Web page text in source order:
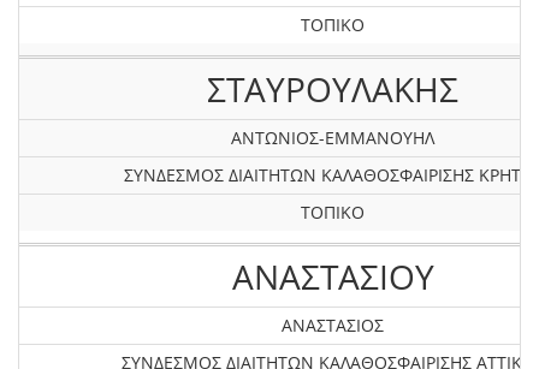
ΤΟΠΙΚΟ
ΣΤΑΥΡΟΥΛΑΚΗΣ
ΑΝΤΩΝΙΟΣ-ΕΜΜΑΝΟΥΗΛ
ΣΥΝΔΕΣΜΟΣ ΔΙΑΙΤΗΤΩΝ ΚΑΛΑΘΟΣΦΑΙΡΙΣΗΣ
ΤΟΠΙΚΟ
ΑΝΑΣΤΑΣΙΟΥ
ΑΝΑΣΤΑΣΙΟΣ
ΣΥΝΔΕΣΜΟΣ ΔΙΑΙΤΗΤΩΝ ΚΑΛΑΘΟΣΦΑΙΡΙΣΗΣ